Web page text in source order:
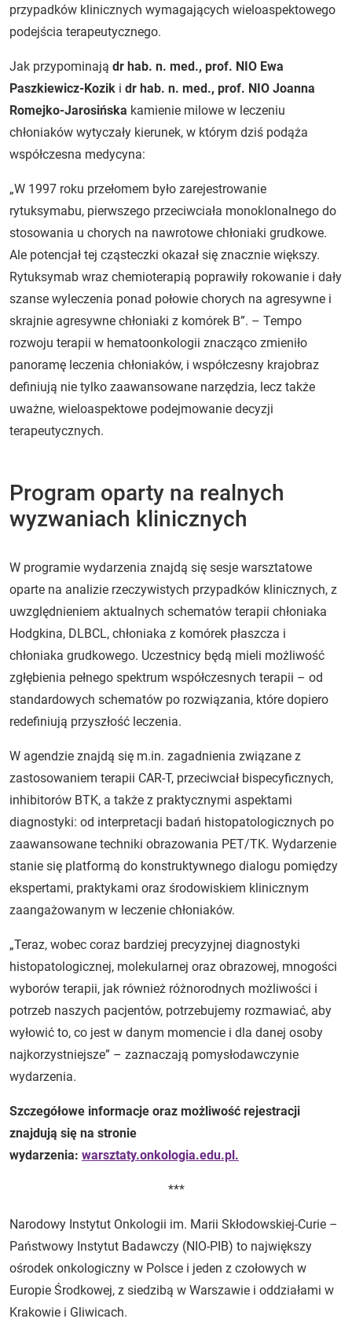
przypadków klinicznych wymagających wieloaspektowego
podejścia terapeutycznego.
Jak przypominają dr hab. n. med., prof. NIO Ewa
Paszkiewicz-Kozik i dr hab. n. med., prof. NIO Joanna
Romejko-Jarosińska kamienie milowe w leczeniu
chłoniaków wytyczały kierunek, w którym dziś podąża
współczesna medycyna:
„W 1997 roku przełomem było zarejestrowanie
rytuksymabu, pierwszego przeciwciała monoklonalnego do
stosowania u chorych na nawrotowe chłoniaki grudkowe.
Ale potencjał tej cząsteczki okazał się znacznie większy.
Rytuksymab wraz chemioterapią poprawiły rokowanie i dały
szanse wyleczenia ponad połowie chorych na agresywne i
skrajnie agresywne chłoniaki z komórek B”. – Tempo
rozwoju terapii w hematoonkologii znacząco zmieniło
panoramę leczenia chłoniaków, i współczesny krajobraz
definiują nie tylko zaawansowane narzędzia, lecz także
uważne, wieloaspektowe podejmowanie decyzji
terapeutycznych.
Program oparty na realnych
wyzwaniach klinicznych
W programie wydarzenia znajdą się sesje warsztatowe
oparte na analizie rzeczywistych przypadków klinicznych, z
uwzględnieniem aktualnych schematów terapii chłoniaka
Hodgkina, DLBCL, chłoniaka z komórek płaszcza i
chłoniaka grudkowego. Uczestnicy będą mieli możliwość
zgłębienia pełnego spektrum współczesnych terapii – od
standardowych schematów po rozwiązania, które dopiero
redefiniują przyszłość leczenia.
W agendzie znajdą się m.in. zagadnienia związane z
zastosowaniem terapii CAR-T, przeciwciał bispecyficznych,
inhibitorów BTK, a także z praktycznymi aspektami
diagnostyki: od interpretacji badań histopatologicznych po
zaawansowane techniki obrazowania PET/TK. Wydarzenie
stanie się platformą do konstruktywnego dialogu pomiędzy
ekspertami, praktykami oraz środowiskiem klinicznym
zaangażowanym w leczenie chłoniaków.
„Teraz, wobec coraz bardziej precyzyjnej diagnostyki
histopatologicznej, molekularnej oraz obrazowej, mnogości
wyborów terapii, jak również różnorodnych możliwości i
potrzeb naszych pacjentów, potrzebujemy rozmawiać, aby
wyłowić to, co jest w danym momencie i dla danej osoby
najkorzystniejsze” – zaznaczają pomysłodawczynie
wydarzenia.
Szczegółowe informacje oraz możliwość rejestracji
znajdują się na stronie
wydarzenia: warsztaty.onkologia.edu.pl.
***
Narodowy Instytut Onkologii im. Marii Skłodowskiej-Curie –
Państwowy Instytut Badawczy (NIO-PIB) to największy
ośrodek onkologiczny w Polsce i jeden z czołowych w
Europie Środkowej, z siedzibą w Warszawie i oddziałami w
Krakowie i Gliwicach.